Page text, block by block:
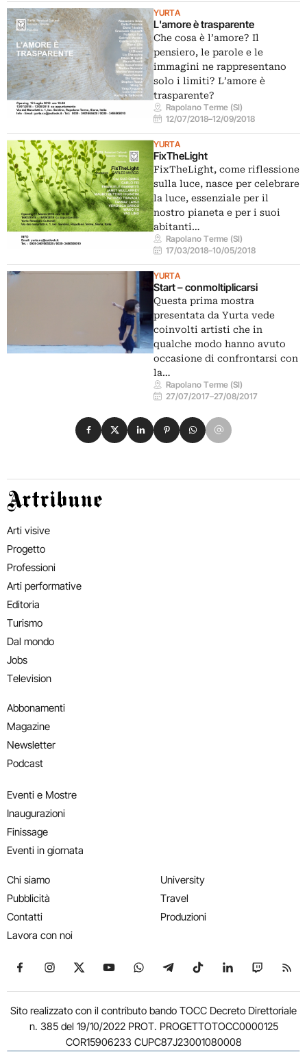
YURTA
L'amore è trasparente
Che cosa è l’amore? Il
pensiero, le parole e le
immagini ne rappresentano
solo i limiti? L’amore è
trasparente?
Rapolano Terme (SI)
12/07/2018–12/09/2018
YURTA
FixTheLight
FixTheLight, come riflessione
sulla luce, nasce per celebrare
la luce, essenziale per il
nostro pianeta e per i suoi
abitanti…
Rapolano Terme (SI)
17/03/2018–10/05/2018
YURTA
Start – conmoltiplicarsi
Questa prima mostra
presentata da Yurta vede
coinvolti artisti che in
qualche modo hanno avuto
occasione di confrontarsi con
la…
Rapolano Terme (SI)
27/07/2017–27/08/2017
Condividi su Facebook
Condividi su X
Condividi su LinkedIn
Condividi su Pinterest
Condividi su WhatsApp
Condividi su Email
Artribune
Arti visive
Progetto
Professioni
Arti performative
Editoria
Turismo
Dal mondo
Jobs
Television
Abbonamenti
Magazine
Newsletter
Podcast
Eventi e Mostre
Inaugurazioni
Finissage
Eventi in giornata
Chi siamo
Pubblicità
Contatti
Lavora con noi
University
Travel
Produzioni
Seguici su Facebook
Seguici su Instagram
Seguici su X
Seguici su YouTube
Seguici su WhatsApp
Seguici su Telegram
Seguici su TikTok
Seguici su
Seguici
Sito realizzato con il contributo bando TOCC Decreto Direttoriale
n. 385 del 19/10/2022 PROT. PROGETTOTOCC0000125
COR15906233 CUPC87J23001080008